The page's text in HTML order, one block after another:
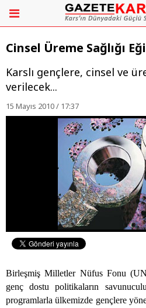
Cinsel Üreme Sağlığı
Karslı gençlere, cinsel ve
verilecek...
15 Mayıs 2010 / 17:37
Birleşmiş Milletler Nüfus Fonu
genç dostu politikaların
programlarla ülkemizde gençlere